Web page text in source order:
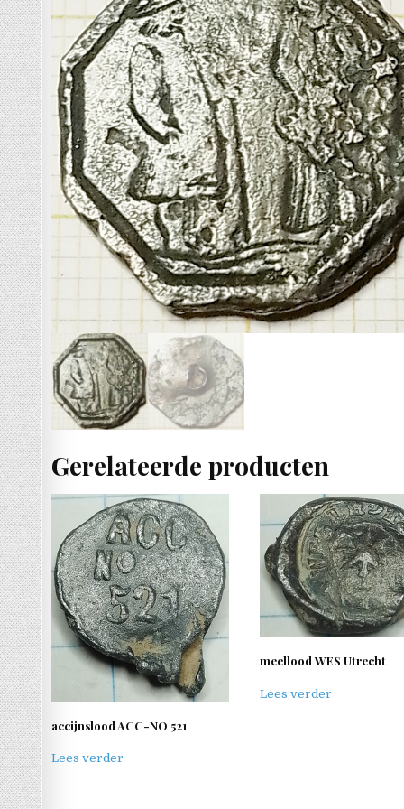
Gerelateerde producten
accijnslood ACC-NO 521
Lees verder
meellood WES Utrecht
Lees verder